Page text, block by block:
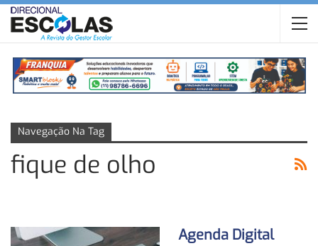
Navegação Na Tag
fique de olho
Agenda Digital